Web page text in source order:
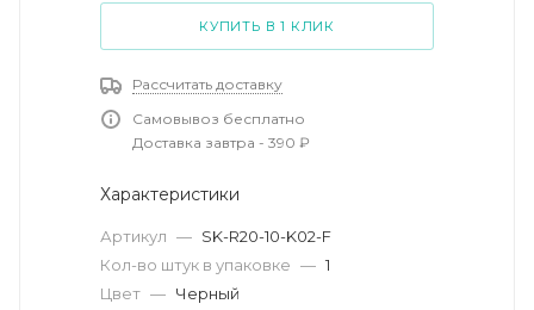
КУПИТЬ В 1 КЛИК
Рассчитать доставку
Самовывоз бесплатно
Доставка завтра - 390 ₽
Характеристики
Артикул — SK-R20-10-K02-F
Кол-во штук в упаковке — 1
Цвет — Черный